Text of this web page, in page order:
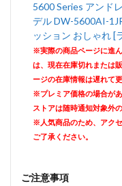
5600 Series アンド
デル DW-5600AI-
ッション おしゃれ [
※実際の商品ページに進
は、現在在庫切れまたは
ージの在庫情報は遅れて
※プレミア価格の場合が
ストアは随時通知対象外
※人気商品のため、アク
ご了承ください。
ご注意事項